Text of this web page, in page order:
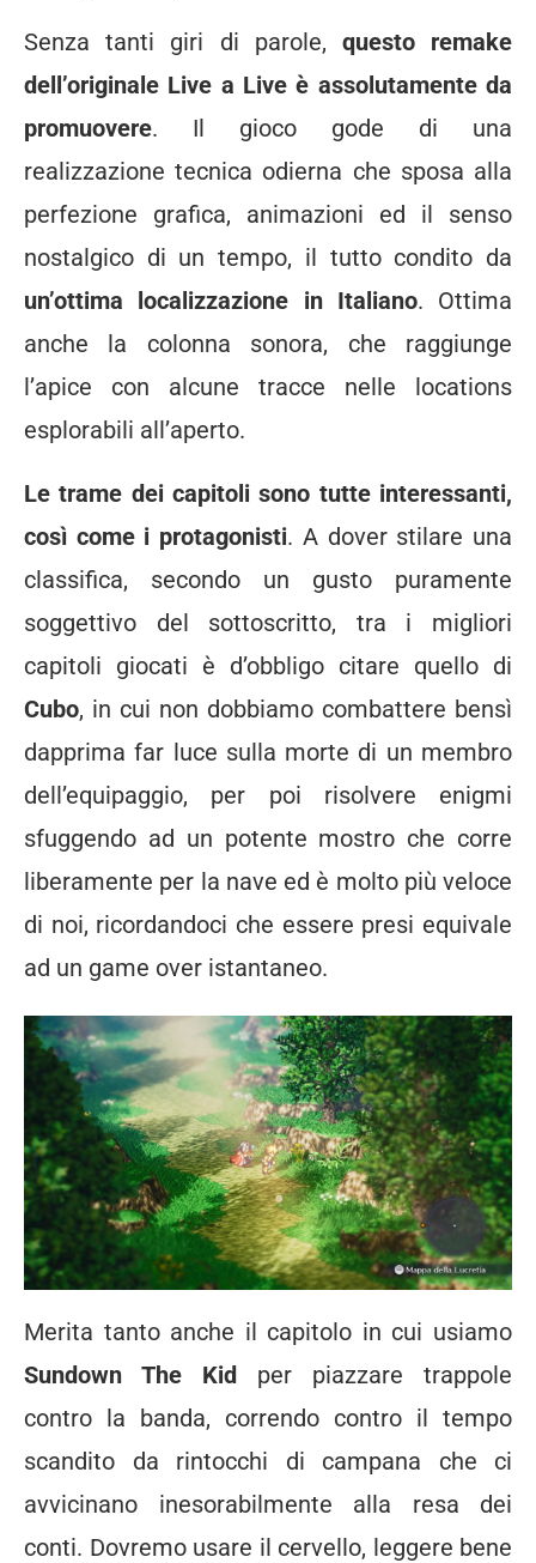
Senza tanti giri di parole, questo remake
dell’originale Live a Live è assolutamente da
promuovere. Il gioco gode di una
realizzazione tecnica odierna che sposa alla
perfezione grafica, animazioni ed il senso
nostalgico di un tempo, il tutto condito da
un’ottima localizzazione in Italiano. Ottima
anche la colonna sonora, che raggiunge
l’apice con alcune tracce nelle locations
esplorabili all’aperto.
Le trame dei capitoli sono tutte interessanti,
così come i protagonisti. A dover stilare una
classifica, secondo un gusto puramente
soggettivo del sottoscritto, tra i migliori
capitoli giocati è d’obbligo citare quello di
Cubo, in cui non dobbiamo combattere bensì
dapprima far luce sulla morte di un membro
dell’equipaggio, per poi risolvere enigmi
sfuggendo ad un potente mostro che corre
liberamente per la nave ed è molto più veloce
di noi, ricordandoci che essere presi equivale
ad un game over istantaneo.
Merita tanto anche il capitolo in cui usiamo
Sundown The Kid per piazzare trappole
contro la banda, correndo contro il tempo
scandito da rintocchi di campana che ci
avvicinano inesorabilmente alla resa dei
conti. Dovremo usare il cervello, leggere bene